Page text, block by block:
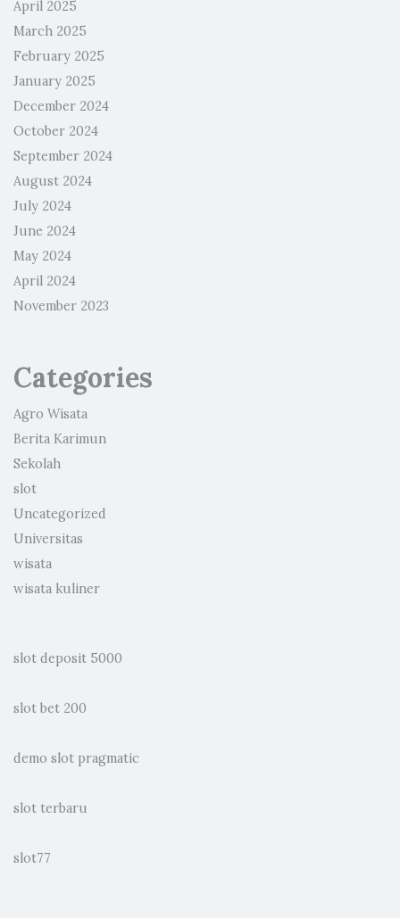
April 2025
March 2025
February 2025
January 2025
December 2024
October 2024
September 2024
August 2024
July 2024
June 2024
May 2024
April 2024
November 2023
Categories
Agro Wisata
Berita Karimun
Sekolah
slot
Uncategorized
Universitas
wisata
wisata kuliner
slot deposit 5000
slot bet 200
demo slot pragmatic
slot terbaru
slot77